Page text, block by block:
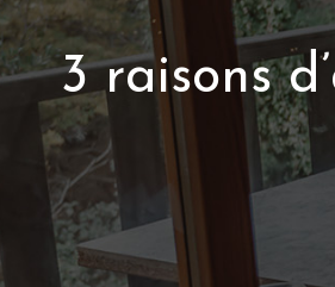
3 raisons